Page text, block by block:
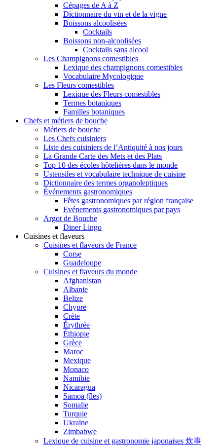
Cépages de A à Z
Dictionnaire du vin et de la vigne
Boissons alcoolisées
Cocktails
Boissons non-alcoolisées
Cocktails sans alcool
Les Champignons comestibles
Lexique des champignons comestibles
Vocabulaire Mycologique
Les Fleurs comestibles
Lexique des Fleurs comestibles
Termes botaniques
Familles botaniques
Chefs et métiers de bouche
Métiers de bouche
Les Chefs cuisiniers
Liste des cuisiniers de l’Antiquité à nos jours
La Grande Carte des Mets et des Plats
Top 10 des écoles hôtelières dans le monde
Ustensiles et vocabulaire technique de cuisine
Dictionnaire des termes organoleptiques
Événements gastronomiques
Fêtes gastronomiques par région française
Evénements gastronomiques par pays
Argot de Bouche
Diner Lingo
Cuisines et flaveurs
Cuisines et flaveurs de France
Corse
Guadeloupe
Cuisines et flaveurs du monde
Afghanistan
Albanie
Belize
Chypre
Crète
Érythrée
Éthiopie
Grèce
Maroc
Mexique
Monaco
Namibie
Nicaragua
Samoa (îles)
Somalie
Turquie
Ukraine
Zimbabwe
Lexique de cuisine et gastronomie japonaises 炊事